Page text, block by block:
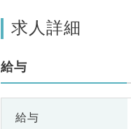
求人詳細
給与
給与